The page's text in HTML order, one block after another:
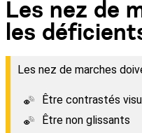
Les nez de
les
Les nez de marches
Être contrastés
Être non glissants